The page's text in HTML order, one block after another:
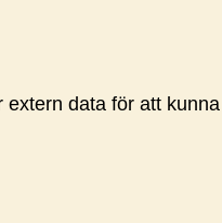
data för att